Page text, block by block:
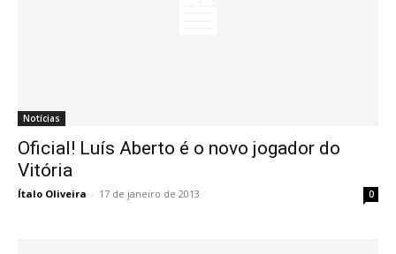
Notícias
Oficial! Luís Aberto é o novo jogador do
Vitória
Ítalo Oliveira - 17 de janeiro de 2013 0